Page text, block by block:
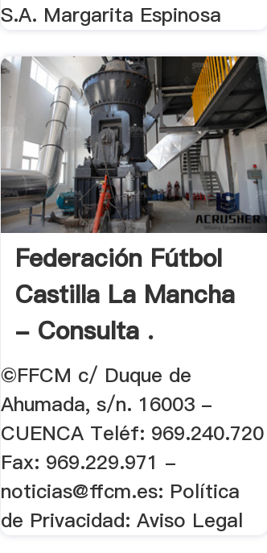
S.A. Margarita Espinosa
Federación Fútbol
Castilla La Mancha
- Consulta .
©FFCM c/ Duque de
Ahumada, s/n. 16003 -
CUENCA Teléf: 969.240.720
Fax: 969.229.971 -
noticias@ffcm.es: Política
de Privacidad: Aviso Legal